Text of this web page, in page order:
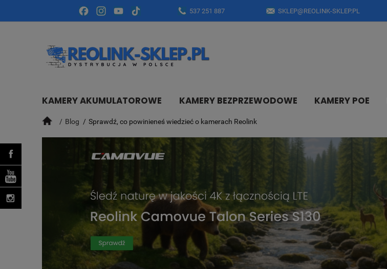
537 251 887 SKLEP@REOLINK-SKLEP.PL
KAMERY AKUMULATOROWE KAMERY BEZPRZEWODOWE KAMERY POE
AKCESORIA
PYTANIA BLOG
Blog Sprawdź, co powinieneś wiedzieć o kamerach Reolink